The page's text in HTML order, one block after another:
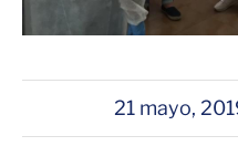
21 mayo,